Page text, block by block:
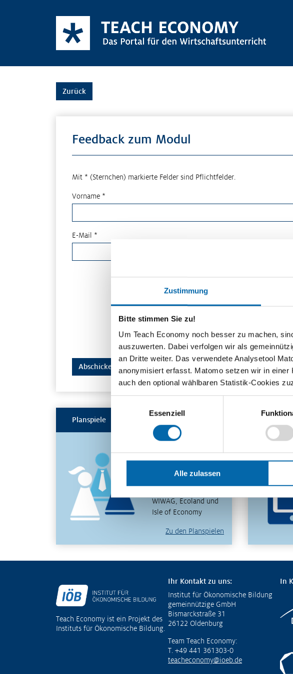
Zustimmung
Bitte stimmen Sie zu!
Um Teach Economy noch besser zu machen,
auszuwerten. Dabei verfolgen wir als
an Dritte weiter. Das verwendete Analysetool
anonymisiert erfasst. Matomo setzen wir in einer
auch den optional wählbaren Statistik-Cookies
Essenziell
Alle zulassen
Zurück
Feedback zum Modul
Mit * (Sternchen) markierte Felder sind Pflichtfelder.
Vorname *
E-Mail *
Planspiele
erfahren und verstehen
WIWAG, Ecoland und
Isle of Economy
Zu den Planspielen
Fußzeile
Teach Economy ist ein Projekt des
Instituts für Ökonomische Bildung.
Ihr Kontakt zu uns:
Institut für Ökonomische Bildung
gemeinnützige GmbH
Bismarckstraße 31
26122 Oldenburg
Team Teach Economy:
T. +49 441 361303-0
teacheconomy@ioeb.de
In